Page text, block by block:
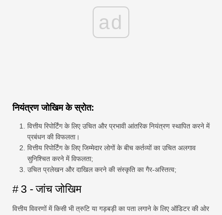
ad
नियंत्रण जोखिम के स्रोत:
वित्तीय रिपोर्टिंग के लिए उचित और प्रभावी आंतरिक नियंत्रण स्थापित करने में
प्रबंधन की विफलता।
वित्तीय रिपोर्टिंग के लिए जिम्मेदार लोगों के बीच कर्तव्यों का उचित अलगाव
सुनिश्चित करने में विफलता;
उचित प्रलेखन और दाखिल करने की संस्कृति का गैर-अस्तित्व;
# 3 - जांच जोखिम
वित्तीय विवरणों में किसी भी त्रुटि या गड़बड़ी का पता लगाने के लिए ऑडिटर की ओर